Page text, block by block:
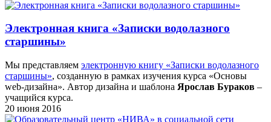
Электронная книга «Записки водолазного
старшины»
Мы представляем электронную книгу «Записки водолазного
старшины», созданную в рамках изучения курса «Основы
web-дизайна». Автор дизайна и шаблона Ярослав Бураков –
учащийся курса.
20 июня 2016